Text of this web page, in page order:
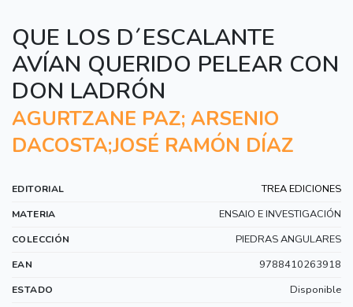
QUE LOS D´ESCALANTE
AVÍAN QUERIDO PELEAR CON
DON LADRÓN
AGURTZANE PAZ; ARSENIO
DACOSTA;JOSÉ RAMÓN DÍAZ
EDITORIAL TREA EDICIONES
MATERIA ENSAIO E INVESTIGACIÓN
COLECCIÓN PIEDRAS ANGULARES
EAN 9788410263918
ESTADO Disponible